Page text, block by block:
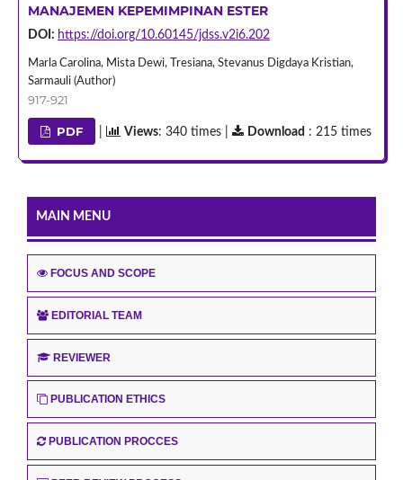
MANAJEMEN KEPEMIMPINAN ESTER
DOI: https://doi.org/10.60145/jdss.v2i6.202
Marla Carolina, Mista Dewi, Tresiana, Stevanus Digdaya Kristian,
Sarmauli (Author)
917-921
PDF Views: 340 times | Download : 215 times
MAIN MENU
FOCUS AND SCOPE
EDITORIAL TEAM
REVIEWER
PUBLICATION ETHICS
PUBLICATION PROCCES